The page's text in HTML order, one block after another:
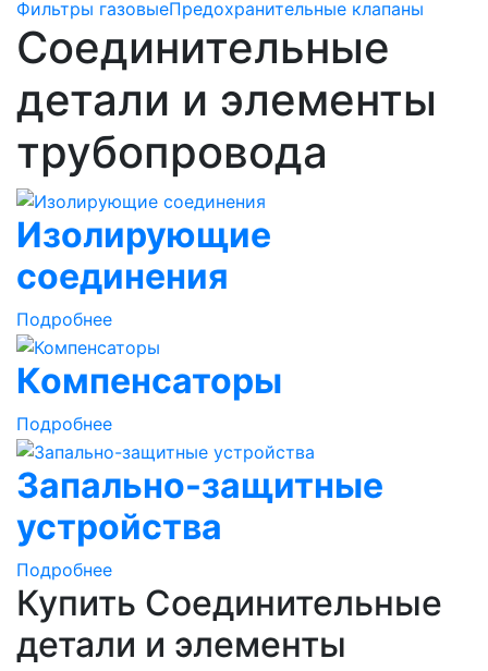
Фильтры газовыеПредохранительные клапаны
Соединительные
детали и элементы
трубопровода
Изолирующие
соединения
Подробнее
Компенсаторы
Подробнее
Запально-защитные
устройства
Подробнее
Купить Соединительные
детали и элементы